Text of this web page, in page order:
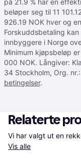
på 21.9 % har en
beløper seg til 11
926.19 NOK hver og
Forskuddsbetaling
innbyggere i Norge
Minimum kjøpsbeløp
000 NOK. Långiver:
34 Stockholm, Org.
betingelser.
Relaterte
Vis alle